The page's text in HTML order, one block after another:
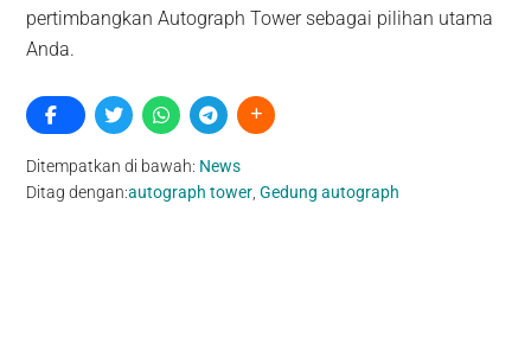
pertimbangkan Autograph Tower sebagai pilihan utama
Anda.
Ditempatkan di bawah: News
Ditag dengan:autograph tower ,Gedung autograph